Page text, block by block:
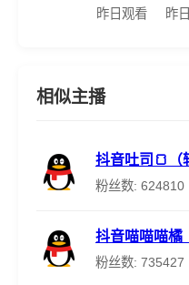
昨日观看 昨
相似主播
抖音吐司🍞（
粉丝数: 624810
抖音喵喵喵橘
粉丝数: 735427